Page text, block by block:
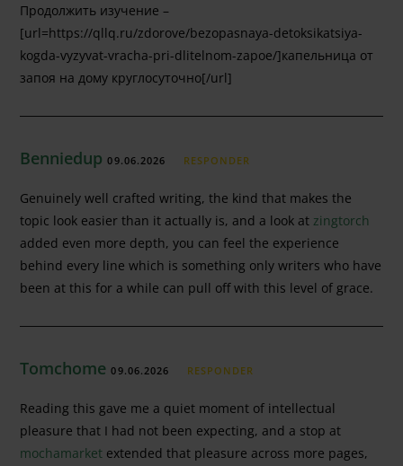
Продолжить изучение –
[url=https://qllq.ru/zdorove/bezopasnaya-detoksikatsiya-
kogda-vyzyvat-vracha-pri-dlitelnom-zapoe/]капельница от
запоя на дому круглосуточно[/url]
Benniedup 09.06.2026 RESPONDER
Genuinely well crafted writing, the kind that makes the
topic look easier than it actually is, and a look at zingtorch
added even more depth, you can feel the experience
behind every line which is something only writers who have
been at this for a while can pull off with this level of grace.
Tomchome 09.06.2026 RESPONDER
Reading this gave me a quiet moment of intellectual
pleasure that I had not been expecting, and a stop at
mochamarket extended that pleasure across more pages,